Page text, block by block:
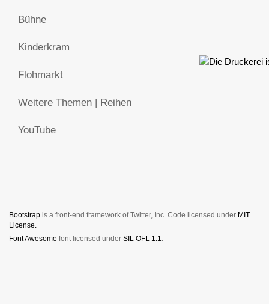
Bühne
Kinderkram
Flohmarkt
Weitere Themen | Reihen
YouTube
Bootstrap is a front-end framework of Twitter, Inc. Code licensed under MIT
License.
Font Awesome font licensed under SIL OFL 1.1.